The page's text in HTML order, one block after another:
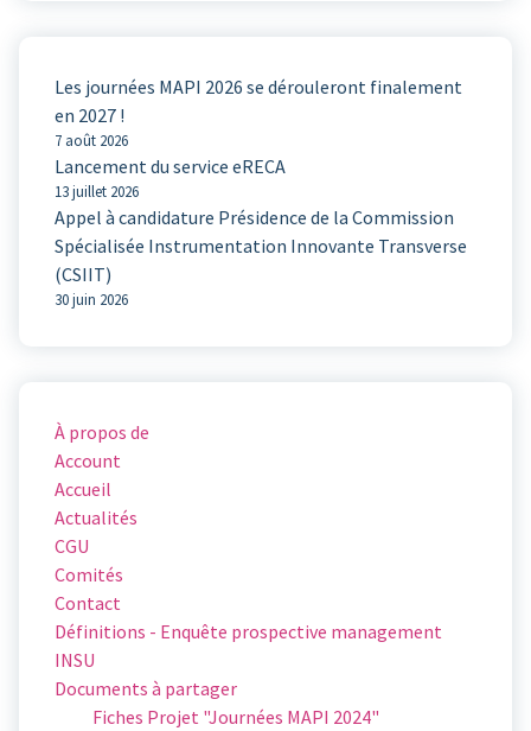
Les journées MAPI 2026 se dérouleront finalement
en 2027 !
7 août 2026
Lancement du service eRECA
13 juillet 2026
Appel à candidature Présidence de la Commission
Spécialisée Instrumentation Innovante Transverse
(CSIIT)
30 juin 2026
À propos de
Account
Accueil
Actualités
CGU
Comités
Contact
Définitions - Enquête prospective management
INSU
Documents à partager
Fiches Projet "Journées MAPI 2024"